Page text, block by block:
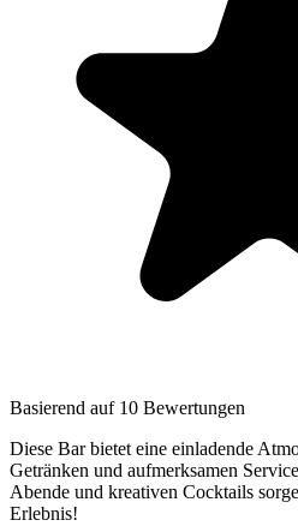
Basierend auf 10 Bewertungen
Diese Bar bietet eine einladende
Getränken und aufmerksamen
Abende und kreativen Cocktails
Erlebnis!